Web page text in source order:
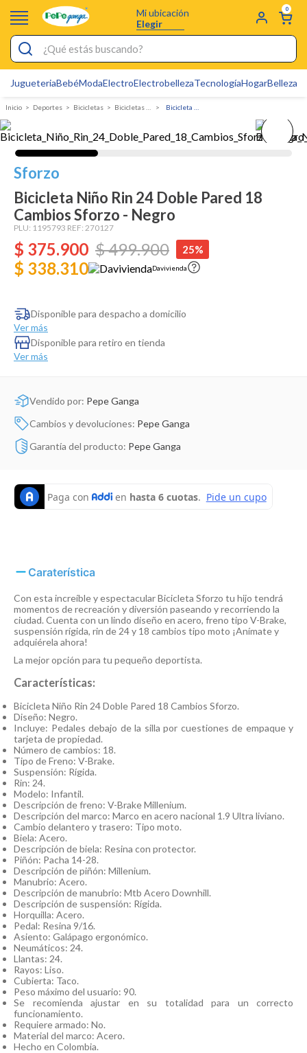
Mi ubicación
Elegir
0
¿Qué estás buscando?
JugueteriaBebéModaElectroElectrobellezaTecnologíaHogarBelleza
Deportes bicicletas Bicicletas Infantiles
Sforzo
Bicicleta Niño Rin 24 Doble Pared 18
Cambios Sforzo - Negro
PLU: 1195793 REF: 270127
$ 375.900 $499.900 25%
$ 338.310 Davivienda
Disponible para despacho a domicilio
Ver más
Disponible para retiro en tienda
Ver más
Vendido por: Pepe Ganga
Cambios y devoluciones: Pepe Ganga
Garantía del producto: Pepe Ganga
Caraterística
Con esta increíble y espectacular Bicicleta Sforzo tu hijo tendrá
momentos de recreación y diversión paseando y recorriendo la
ciudad. Cuenta con un lindo diseño en acero, freno tipo V-Brake,
suspensión rígida, rin de 24 y 18 cambios tipo moto ¡Anímate y
adquiérela ahora!
La mejor opción para tu pequeño deportista.
Características:
Bicicleta Niño Rin 24 Doble Pared 18 Cambios Sforzo.
Diseño: Negro.
Incluye: Pedales debajo de la silla por cuestiones de empaque y
tarjeta de propiedad.
Número de cambios: 18.
Tipo de Freno: V-Brake.
Suspensión: Rígida.
Rin: 24.
Modelo: Infantil.
Descripción de freno: V-Brake Millenium.
Descripción del marco: Marco en acero nacional 1.9 Ultra liviano.
Cambio delantero y trasero: Tipo moto.
Biela: Acero.
Descripción de biela: Resina con protector.
Piñón: Pacha 14-28.
Descripción de piñón: Millenium.
Manubrio: Acero.
Descripción de manubrio: Mtb Acero Downhill.
Descripción de suspensión: Rígida.
Horquilla: Acero.
Pedal: Resina 9/16.
Asiento: Galápago ergonómico.
Neumáticos: 24.
Llantas: 24.
Rayos: Liso.
Cubierta: Taco.
Peso máximo del usuario: 90.
Se recomienda ajustar en su totalidad para un correcto
funcionamiento.
Requiere armado: No.
Material del marco: Acero.
Hecho en Colombia.
Electro
Figuras Toy Story
Carters
Cartas Pokemon
Silla Mecedora Bebé
Bebes
Dinosaurio Juguete